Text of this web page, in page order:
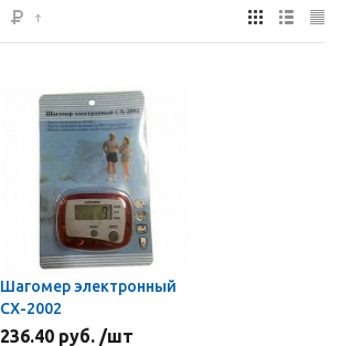
Шагомер электронный
СХ-2002
236.40 руб. /шт